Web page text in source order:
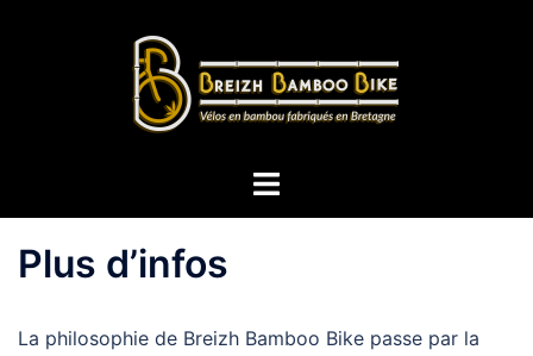
Ouvrir/fermer
Plus d’infos
La philosophie de Breizh Bamboo Bike passe par la